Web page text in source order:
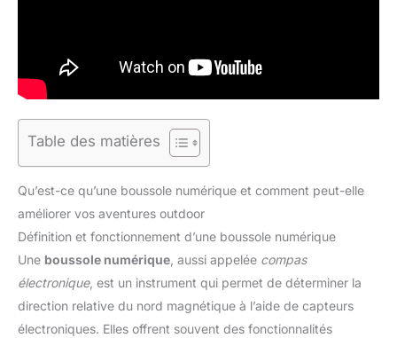
Table des matières
Qu’est-ce qu’une boussole numérique et comment peut-elle
améliorer vos aventures outdoor
Définition et fonctionnement d’une boussole numérique
Une boussole numérique , aussi appelée compas
électronique, est un instrument qui permet de déterminer la
direction relative du nord magnétique à l’aide de capteurs
électroniques. Elles offrent souvent des fonctionnalités